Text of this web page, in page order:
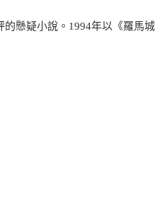
懸疑小說。1994年以《羅馬